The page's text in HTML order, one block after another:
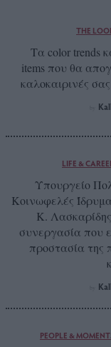
THE
Τα color trends
items που θα
καλοκαιρινές
LIFE &
Υπουργείο
Κοινωφελές
Κ.
συνεργασία που
προστασία της
PEOPLE &